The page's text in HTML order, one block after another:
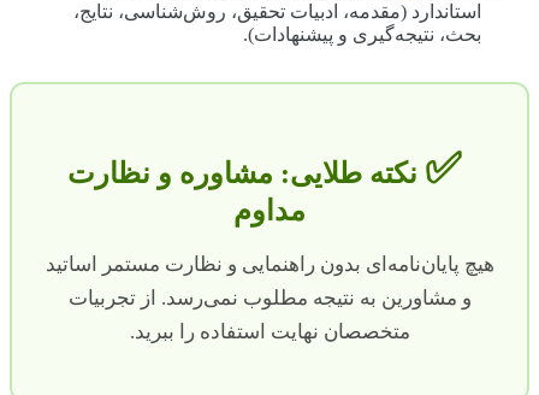
استاندارد (مقدمه، ادبیات تحقیق، روش‌شناسی، نتایج،
بحث، نتیجه‌گیری و پیشنهادات).
✅ نکته طلایی: مشاوره و نظارت
مداوم
هیچ پایان‌نامه‌ای بدون راهنمایی و نظارت مستمر اساتید
و مشاورین به نتیجه مطلوب نمی‌رسد. از تجربیات
متخصصان نهایت استفاده را ببرید.